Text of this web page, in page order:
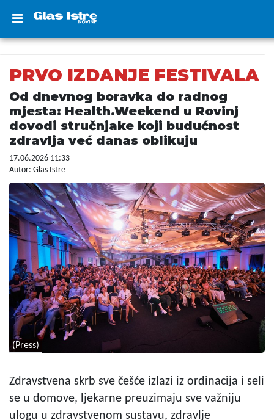
PRVO IZDANJE FESTIVALA
Od dnevnog boravka do radnog
mjesta: Health.Weekend u Rovinj
dovodi stručnjake koji budućnost
zdravlja već danas oblikuju
17.06.2026 11:33
Autor: Glas Istre
(Press)
Zdravstvena skrb sve češće izlazi iz ordinacija i seli
se u domove, ljekarne preuzimaju sve važniju
ulogu u zdravstvenom sustavu, zdravlje